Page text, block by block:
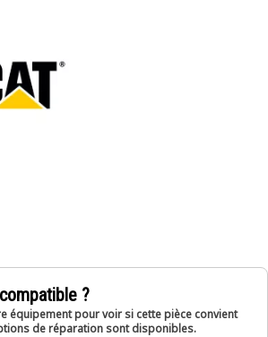
?
équipement pour voir si cette pièce convient
de réparation sont disponibles.